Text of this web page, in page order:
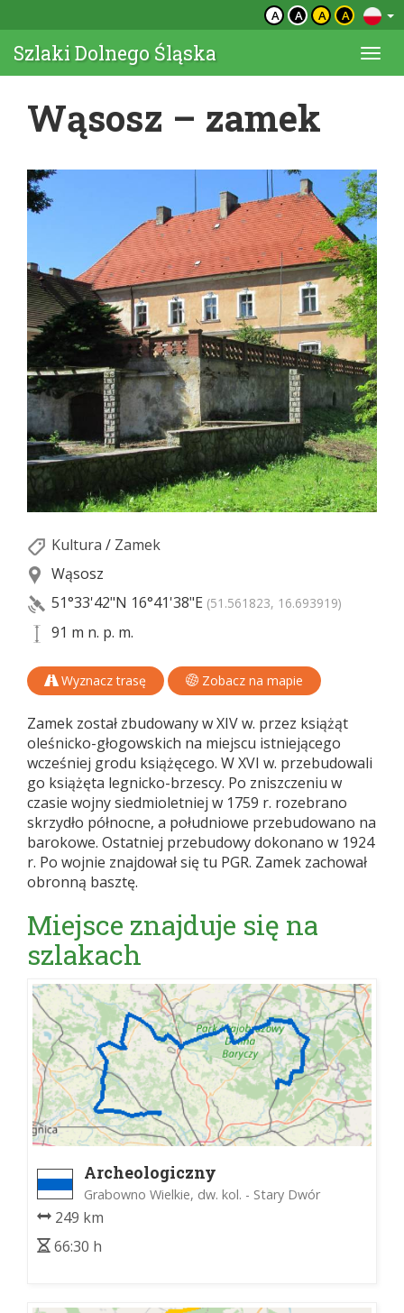
A A A A
Szlaki Dolnego Śląska
Wąsosz – zamek
Kultura / Zamek
Wąsosz
51°33'42"N 16°41'38"E (51.561823, 16.693919)
91 m n. p. m.
Wyznacz trasę Zobacz na mapie
Zamek został zbudowany w XIV w. przez książąt
oleśnicko-głogowskich na miejscu istniejącego
wcześniej grodu książęcego. W XVI w. przebudowali
go książęta legnicko-brzescy. Po zniszczeniu w
czasie wojny siedmioletniej w 1759 r. rozebrano
skrzydło północne, a południowe przebudowano na
barokowe. Ostatniej przebudowy dokonano w 1924
r. Po wojnie znajdował się tu PGR. Zamek zachował
obronną basztę.
Miejsce znajduje się na
szlakach
Archeologiczny
Grabowno Wielkie, dw. kol. - Stary Dwór
249 km
66:30 h